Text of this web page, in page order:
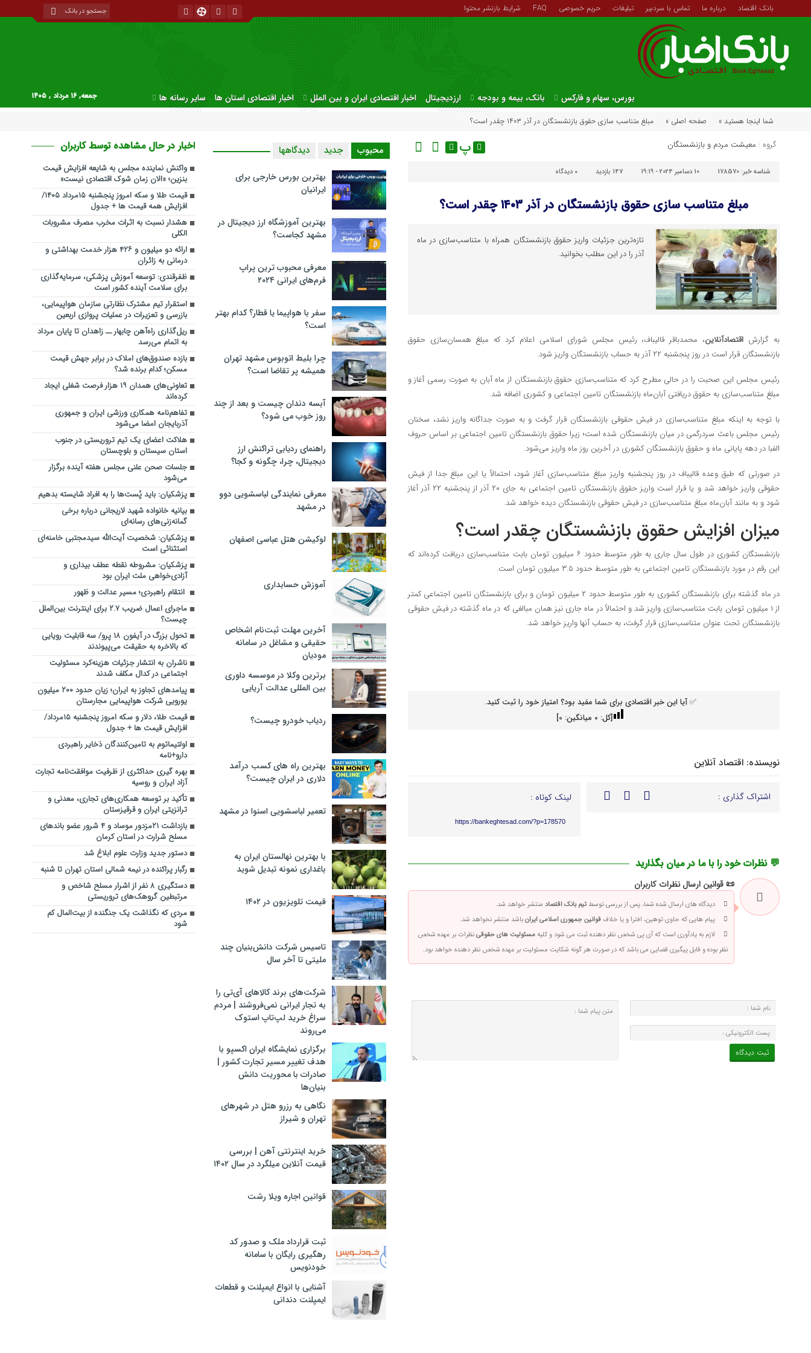
بانک اقتصاد درباره ما تماس با سردبیر تبلیغات حریم خصوصی FAQ شرایط بازنشر محتوا
بورس، سهام و فارکس بانک، بیمه و بودجه ارزدیجیتال اخبار اقتصادی ایران و بین الملل اخبار اقتصادی استان ها سایر رسانه ها جمعه, ۱۶ مرداد , ۱۴۰۵
شما اینجا هستید » صفحه اصلی » مبلغ متناسب سازی حقوق بازنشستگان در آذر ۱۴۰۳ چقدر است؟
گروه : معیشت مردم و بازنشستگان پ
شناسه خبر: 178570 10 دسامبر 2024 - 19:19 147 بازدید ۰ دیدگاه
مبلغ متناسب سازی حقوق بازنشستگان در آذر ۱۴۰۳ چقدر است؟
تازه‌ترین جزئیات واریز حقوق بازنشستگان همراه با متناسب‌سازی در ماه
آذر را در این مطلب بخوانید.
به گزارش اقتصادآنلاین، محمدباقر قالیباف، رئیس مجلس شورای اسلامی اعلام کرد که مبلغ همسان‌سازی حقوق
بازنشستگان قرار است در روز پنجشنبه ۲۲ آذر به حساب بازنشستگان واریز شود.
رئیس مجلس این صحبت را در حالی مطرح کرد که متناسب‌سازی حقوق بازنشستگان از ماه آبان به صورت رسمی آغاز و
مبلغ متناسب‌سازی به حقوق دریافتی آبان‌ماه بازنشستگان تامین اجتماعی و کشوری اضافه شد.
با توجه به اینکه مبلغ متناسب‌سازی در فیش حقوقی بازنشستگان قرار گرفت و به صورت جداگانه واریز نشد، سخنان
رئیس مجلس باعث سردرگمی در میان بازنشستگان شده است؛ زیرا حقوق بازنشستگان تامین اجتماعی بر اساس حروف
الفبا در دهه پایانی ماه و حقوق بازنشستگان کشوری در آخرین روز ماه واریز می‌شود.
در صورتی که طبق وعده قالیباف در روز پنجشنبه واریز مبلغ متناسب‌سازی آغاز شود، احتمالاً یا این مبلغ جدا از فیش
حقوقی واریز خواهد شد و یا قرار است واریز حقوق بازنشستگان تامین اجتماعی به جای ۲۰ آذر از پنجشنبه ۲۲ آذر آغاز
شود و به مانند آبان‌ماه مبلغ متناسب‌‌سازی در فیش حقوقی بازنشستگان دیده خواهد شد.
میزان افزایش حقوق بازنشستگان چقدر است؟
بازنشستگان کشوری در طول سال جاری به طور متوسط حدود ۶ میلیون تومان بابت متناسب‌سازی دریافت کرده‌اند که
این رقم در مورد بازنشستگان تامین اجتماعی به طور متوسط حدود ۳.۵ میلیون تومان است.
در ماه گذشته برای بازنشستگان کشوری به طور متوسط حدود ۲ میلیون تومان و برای بازنشستگان تامین اجتماعی کمتر
از ۱ میلیون تومان بابت متناسب‌سازی واریز شد و احتمالاً در ماه جاری نیز همان مبالغی که در ماه گذشته در فیش حقوقی
بازنشستگان تحت عنوان متناسب‌سازی قرار گرفت، به حساب آنها واریز خواهد شد.
✅ آیا این خبر اقتصادی برای شما مفید بود؟ امتیاز خود را ثبت کنید.
[کل: 0 میانگین: 0
]
نویسنده: اقتصاد آنلاین
اشتراک گذاری : لینک کوتاه :
https://bankeghtesad.com/?p=178570
💬 نظرات خود را با ما در میان بگذارید
📜 قوانین ارسال نظرات کاربران
دیدگاه های ارسال شده شما، پس از بررسی توسط تیم بانک اقتصاد منتشر خواهد شد.
پیام هایی که حاوی توهین، افترا و یا خلاف قوانین جمهوری اسلامی ایرانباشد منتشر نخواهد شد.
لازم به یادآوری است که آی پی شخص نظر دهنده ثبت می شود و کلیه مسئولیت های حقوقینظرات بر عهده شخص
نظر بوده و قابل پیگیری قضایی می باشد که در صورت هر گونه شکایت مسئولیت بر عهده شخص نظر دهنده خواهد بود.
محبوب جدید دیدگاهها
بهترین بورس خارجی برای
ایرانیان
بهترین آموزشگاه ارز دیجیتال در
مشهد کجاست؟
معرفی محبوب ترین پراپ
فرم‌های ایرانی ۲۰۲۴
سفر با هواپیما یا قطار؟ کدام بهتر
است؟
چرا بلیط اتوبوس مشهد تهران
همیشه پر تقاضا است؟
آبسه دندان چیست و بعد از چند
روز خوب می‌ شود؟
راهنمای ردیابی تراکنش ارز
دیجیتال، چرا، چگونه و کجا؟
معرفی نمایندگی لباسشویی دوو
در مشهد
لوکیشن هتل عباسی اصفهان
آموزش حسابداری
آخرین مهلت ثبت‌نام اشخاص
حقیقی و مشاغل در سامانه
مودیان
برترین وکلا در موسسه داوری
بین المللی عدالت آریایی
ردیاب خودرو چیست؟
بهترین راه های کسب درآمد
دلاری در ایران چیست؟
تعمیر لباسشویی اسنوا در مشهد
با بهترین نهالستان ایران به
باغداری نمونه تبدیل شوید
قیمت تلویزیون در ۱۴۰۲
تاسیس شرکت دانش‌بنیان چند
ملیتی تا آخر سال
شرکت‌های برند کالاهای آی‌تی را
به تجار ایرانی نمی‌فروشند | مردم
سراغ خرید لپ‌تاپ استوک
می‌روند
برگزاری نمایشگاه ایران اکسپو با
هدف تغییر مسیر تجارت کشور |
صادرات با محوریت دانش
بنیان‌ها
نگاهی به رزرو هتل در شهرهای
تهران و شیراز
خرید اینترنتی آهن | بررسی
قیمت آنلاین میلگرد در سال ۱۴۰۲
قوانین اجاره ویلا رشت
ثبت قرارداد ملک و صدور کد
رهگیری رایگان با سامانه
خودنویس
آشنایی با انواع ایمپلنت و قطعات
ایمپلنت دندانی
اخبار در حال مشاهده توسط کاربران
واکنش نماینده مجلس به شایعه افزایش قیمت
بنزین؛ «الان زمان شوک اقتصادی نیست»
قیمت طلا و سکه امروز پنجشنبه ۱۵مرداد ۱۴۰۵/
افزایش همه قیمت ها + جدول
هشدار نسبت به اثرات مخرب مصرف مشروبات
الکلی
ارائه دو میلیون و ۴۲۶ هزار خدمت بهداشتی و
درمانی به زائران
ظفرقندی: توسعه آموزش پزشکی، سرمایه‌گذاری
برای سلامت آینده کشور است
استقرار تیم مشترک نظارتی سازمان هواپیمایی،
بازرسی و تعزیرات در عملیات پروازی اربعین
ریل‌گذاری راه‌آهن چابهار ــ زاهدان تا پایان مرداد
به اتمام می‌رسد
بازده صندوق‌های املاک در برابر جهش قیمت
مسکن؛ کدام برنده شد؟
تعاونی‌های همدان ۱۹ هزار فرصت شغلی ایجاد
کرده‌اند
تفاهم‌نامه همکاری ورزشی ایران و جمهوری
آذربایجان امضا می‌شود
هلاکت اعضای یک تیم تروریستی در جنوب
استان سیستان و بلوچستان
جلسات صحن علنی مجلس هفته آینده برگزار
می‌شود
پزشکیان: باید پُست‌ها را به افراد شایسته بدهیم
بیانیه خانواده شهید لاریجانی درباره برخی
گمانه‌زنی‌های رسانه‌ای
پزشکیان: شخصیت آیت‌الله سیدمجتبی خامنه‌ای
استثنائی است
پزشکیان: مشروطه نقطه عطف بیداری و
آزادی‌خواهی ملت ایران بود
انتقام راهبردی؛ مسیر عدالت و ظهور
ماجرای اعمال ضریب ۲.۷ برای اینترنت بین‌الملل
چیست؟
تحول بزرگ در آیفون ۱۸ پرو/ سه قابلیت رویایی
که بالاخره به حقیقت می‌پیوندند
ناشران به انتشار جزئیات هزینه‌کرد مسئولیت
اجتماعی در کدال مکلف شدند
پیامدهای تجاوز به ایران؛ زیان حدود ۲۰۰ میلیون
یورویی شرکت هواپیمایی مجارستان
قیمت طلا، دلار و سکه امروز پنجشنبه ۱۵مرداد/
افزایش قیمت ها + جدول
اولتیماتوم به تامین‌کنندگان ذخایر راهبردی
دارو+نامه
بهره گیری حداکثری از ظرفیت موافقت‌نامه تجارت
آزاد ایران و روسیه
تأکید بر توسعه همکاری‌های تجاری، معدنی و
ترانزیتی ایران و قرقیزستان
بازداشت ۲۱مزدور موساد و ۴ شرور عضو باندهای
مسلح شرارت در استان کرمان
دستور جدید وزارت علوم ابلاغ شد
رگبار پراکنده در نیمه شمالی استان تهران تا شنبه
دستگیری ۸ نفر از اشرار مسلح شاخص و
مرتبطین گروهک‌های تروریستی
مردی که نگذاشت یک جنگنده از بیت‌المال کم
شود